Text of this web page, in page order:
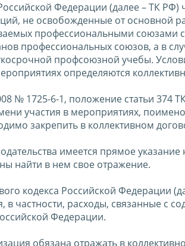
Федерации (далее – ТК
не освобожденные от основной
профессиональными союзами
профессиональных союзов, а в
профсоюзной учебы.
определяются
№ 1725-6-1, положение статьи 374
участия в мероприятиях,
закрепить в коллективном
имеется прямое
найти в нем свое отражение.
кодекса Российской Федерации
в частности, расходы, связанные с
Федерации.
обязана отражать в